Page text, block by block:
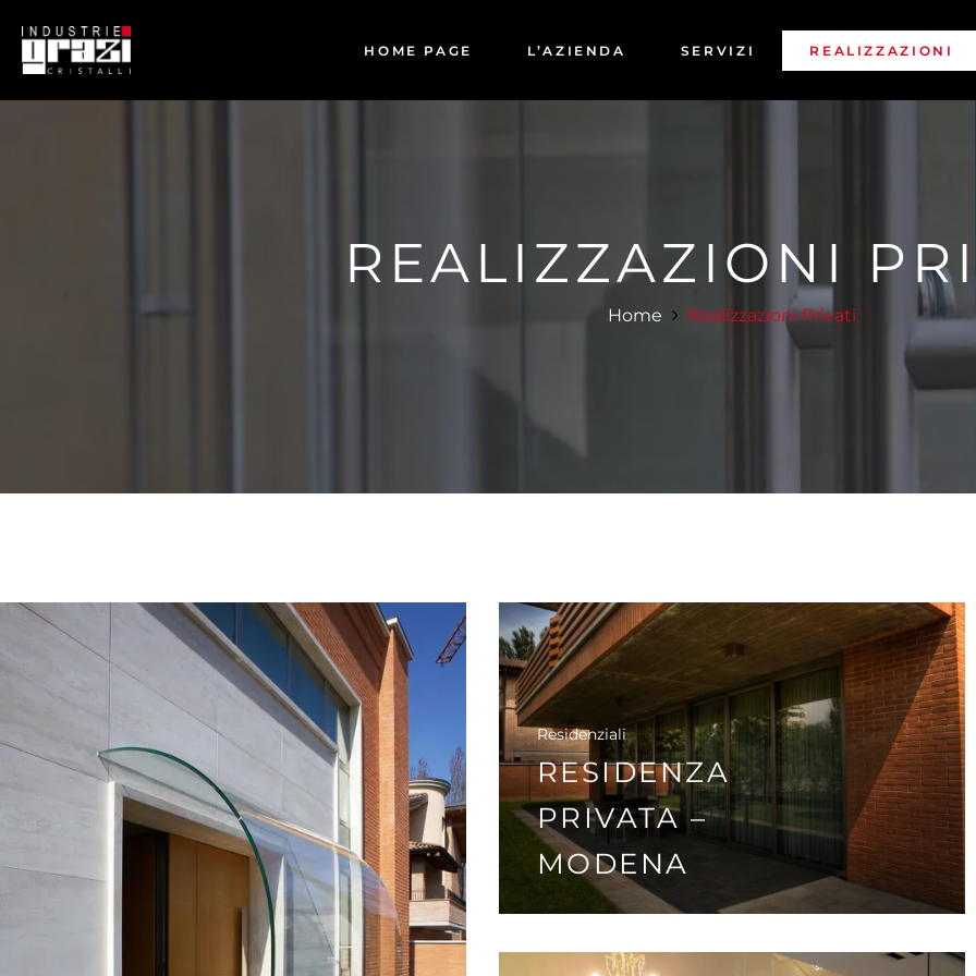
HOME PAGE L’AZIENDA SERVIZI REALIZZAZIONI
COMMERCIALI
REALIZZAZIONI
Home Realizzazioni Privati
Residenziali
RESIDENZA
PRIVATA –
MODENA